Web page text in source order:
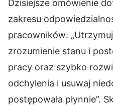
Dzisiejsze omówienie
zakresu
pracowników:
zrozumienie stanu i
pracy oraz szybko
odchylenia i usuwaj
postępowała płynnie”.